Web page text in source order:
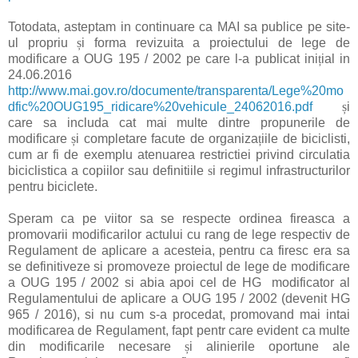
Totodata, asteptam in continuare ca MAI sa publice pe site-
ul propriuși forma revizuita a proiectului de lege de
modificare a OUG 195 / 2002 pe care l-a publicat inițial in
24.06.2016
http://www.mai.gov.ro/documente/transparenta/Lege%20mo
dfic%20OUG195_ridicare%20vehicule_24062016.pdf
și
care sa includa cat mai multe dintre propunerile de
modificareși completare facute de organizațiile de biciclisti,
cum ar fi de exemplu atenuarea restrictiei privind circulatia
biciclistica a copiilor sau definitiile si regimul infrastructurilor
pentru biciclete.
Speram ca pe viitor sa se respecte ordinea fireasca a
promovarii modificarilor actului cu rang de lege respectiv de
Regulament de aplicare a acesteia, pentru ca firesc era sa
se definitiveze si promoveze proiectul de lege de modificare
a OUG 195 / 2002 si abia apoi cel de HG
modificator al
Regulamentului de aplicare a OUG 195 / 2002 (devenit HG
965 / 2016), si nu cum s-a procedat, promovand mai intai
modificarea de Regulament, fapt pentr care evident ca multe
din modificarile necesare și alinierile oportune ale